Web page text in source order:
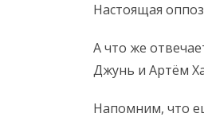
Настоящая
А что же
Джунь и Артём
Напомним, что